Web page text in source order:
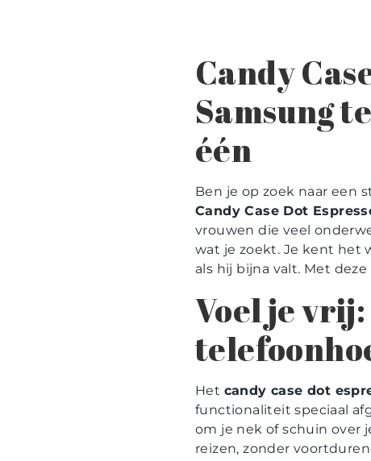
Candy
Samsung
één
Ben je op zoek naar een
Candy Case Dot
vrouwen die veel
wat je zoekt. Je kent het
als hij bijna valt. Met
Voel je vrij:
Het candy case dot
functionaliteit speciaal
om je nek of schuin over
reizen, zonder